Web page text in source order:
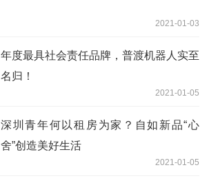
2021-01-03
年度最具社会责任品牌，普渡机器人实至
名归！
2021-01-05
深圳青年何以租房为家？自如新品“心
舍”创造美好生活
2021-01-05